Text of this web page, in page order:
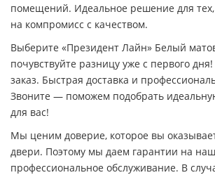
помещений. Идеальное решение для тех,
на компромисс с качеством.
Выберите «Президент Лайн» Белый
почувствуйте разницу уже с первого
заказ. Быстрая доставка и
Звоните — поможем подобрать
для вас!
Мы ценим доверие, которое вы
двери. Поэтому мы даем гарантии на
профессиональное обслуживание. В